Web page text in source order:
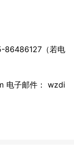
（若电
电子邮件： wzdi